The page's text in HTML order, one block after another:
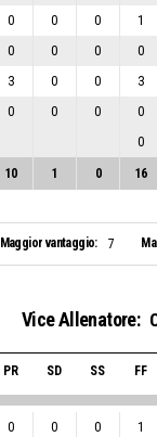
0 0 0 1
0 0 0 0
3 0 0 3
0 0 0 0
0
10 1 0 16
Maggior vantaggio: 7
Vice Allenatore:
PR SD SS FF
0 0 0 1